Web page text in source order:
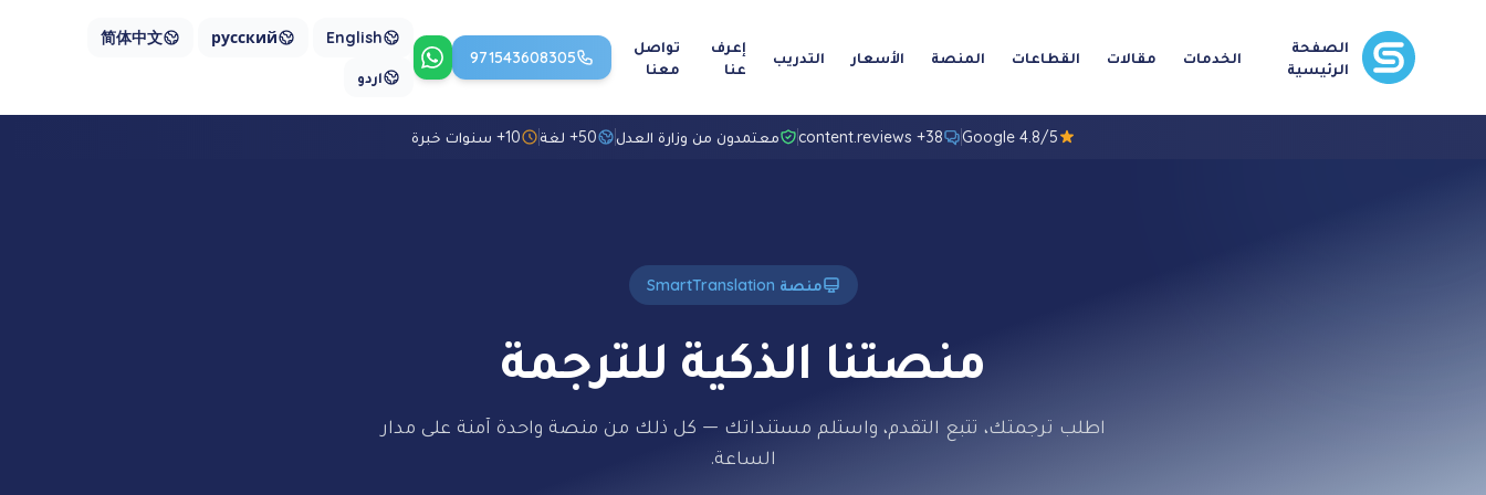
الصفحة
الرئيسية
الخدمات مقالات القطاعات المنصة الأسعار التدريب
إعرف
عنا
تواصل
معنا
971543608305
تواصل معنا على واتساب
English
русский
简体中文
اردو
4.8/5 Google
38+ content.reviews معتمدون من وزارة العدل 50+ لغة 10+ سنوات خبرة
منصة SmartTranslation
منصتنا الذكية للترجمة
اطلب ترجمتك، تتبع التقدم، واستلم مستنداتك — كل ذلك من منصة واحدة آمنة على مدار
الساعة.